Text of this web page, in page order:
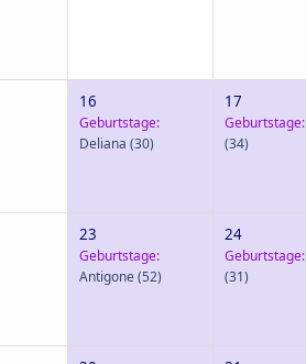
16
Geburtstage:
Deliana (30)
17
Geburtstage:
(34)
23
Geburtstage:
Antigone(52)
24
Geburtstage:
(31)